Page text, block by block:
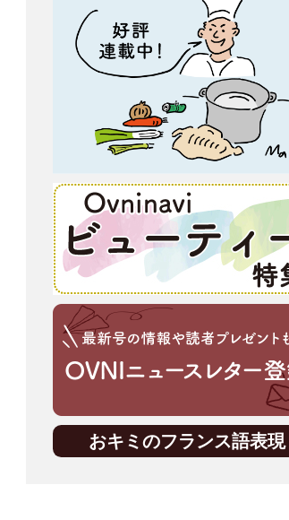
おキミのフランス語表現